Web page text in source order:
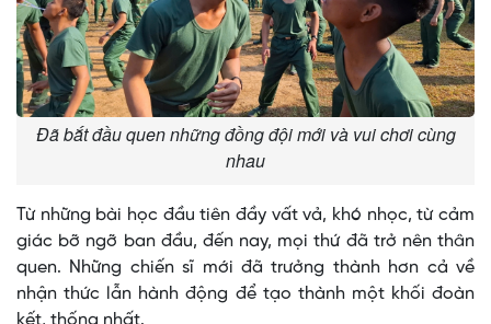
Đã bắt đầu quen những đồng đội mới và vui chơi cùng
nhau
Từ những bài học đầu tiên đầy vất vả, khó nhọc, từ cảm
giác bỡ ngỡ ban đầu, đến nay, mọi thứ đã trở nên thân
quen. Những chiến sĩ mới đã trưởng thành hơn cả về
nhận thức lẫn hành động để tạo thành một khối đoàn
kết, thống nhất.